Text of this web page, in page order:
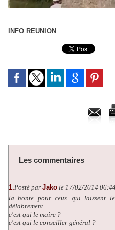
INFO REUNION
Les commentaires
1.Posté par Jako le 17/02/2014 06:44
la honte pour ceux qui laissent
délabrement…
c'est qui le maire ?
c'est qui le conseiller général ?